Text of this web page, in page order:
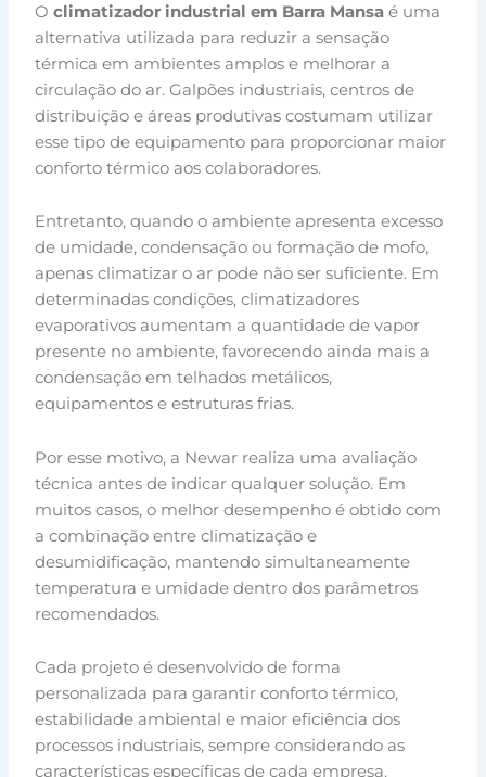
Oclimatizador industrial em Barra Mansa é uma
alternativa utilizada para reduzir a sensação
térmica em ambientes amplos e melhorar a
circulação do ar. Galpões industriais, centros de
distribuição e áreas produtivas costumam utilizar
esse tipo de equipamento para proporcionar maior
conforto térmico aos colaboradores.
Entretanto, quando o ambiente apresenta excesso
de umidade, condensação ou formação de mofo,
apenas climatizar o ar pode não ser suficiente. Em
determinadas condições, climatizadores
evaporativos aumentam a quantidade de vapor
presente no ambiente, favorecendo ainda mais a
condensação em telhados metálicos,
equipamentos e estruturas frias.
Por esse motivo, a Newar realiza uma avaliação
técnica antes de indicar qualquer solução. Em
muitos casos, o melhor desempenho é obtido com
a combinação entre climatização e
desumidificação, mantendo simultaneamente
temperatura e umidade dentro dos parâmetros
recomendados.
Cada projeto é desenvolvido de forma
personalizada para garantir conforto térmico,
estabilidade ambiental e maior eficiência dos
processos industriais, sempre considerando as
características específicas de cada empresa.